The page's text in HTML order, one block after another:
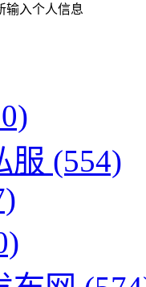
输入个人信息
服 (554)